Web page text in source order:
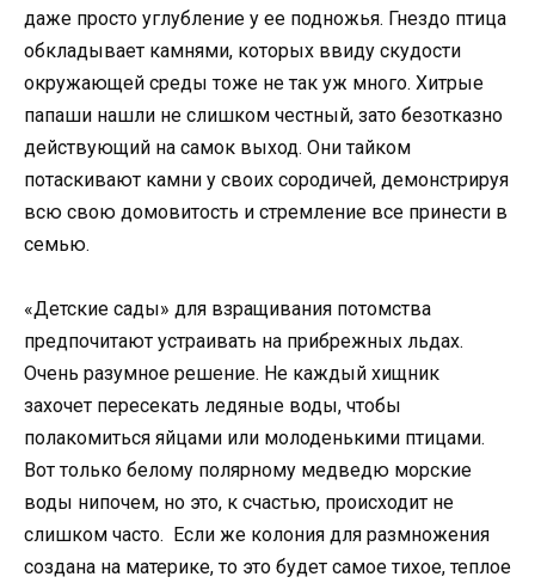
даже просто углубление у ее подножья. Гнездо птица
обкладывает камнями, которых ввиду скудости
окружающей среды тоже не так уж много. Хитрые
папаши нашли не слишком честный, зато безотказно
действующий на самок выход. Они тайком
потаскивают камни у своих сородичей, демонстрируя
всю свою домовитость и стремление все принести в
семью.
«Детские сады» для взращивания потомства
предпочитают устраивать на прибрежных льдах.
Очень разумное решение. Не каждый хищник
захочет пересекать ледяные воды, чтобы
полакомиться яйцами или молоденькими птицами.
Вот только белому полярному медведю морские
воды нипочем, но это, к счастью, происходит не
слишком часто. Если же колония для размножения
создана на материке, то это будет самое тихое, теплое